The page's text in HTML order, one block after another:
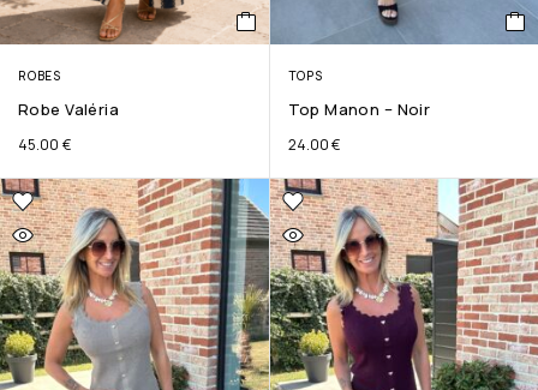
ROBES
Robe Valéria
45.00 €
TOPS
Top Manon – Noir
24.00€